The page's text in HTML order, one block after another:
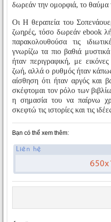
δωρεάν την ομορφιά, το θαύμα
Οι Η θεραπεία του
ζωηρές, τόσο δωρεάν ebook
παρακολουθούσα τις
γνωρίζω τα πιο βαθιά
ήταν περιγραφική, με
ζωή, αλλά ο ρυθμός ήταν
αίσθηση ότι ήταν αργός και
σκέφτομαι τον ρόλο των
η σημασία του να παίρνω
σκεφτώ τις ιστορίες και τις
Bạn có thể xem thêm: